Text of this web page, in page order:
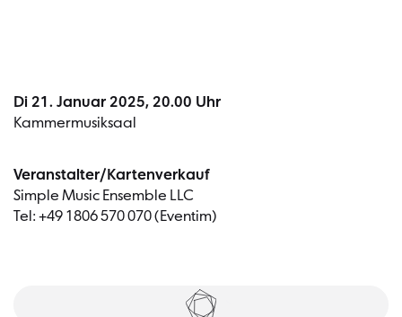
Di 21. Januar 2025, 20.00 Uhr
Kammermusiksaal
Veranstalter/Kartenverkauf
Simple Music Ensemble LLC
Tel: +49 1806 570 070 (Eventim)
Tickets